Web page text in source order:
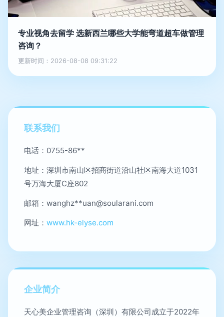
专业视角去留学 选新西兰哪些大学能弯道超车做管理
咨询？
更新时间：2026-08-08 09:31:22
联系我们
电话：0755-86**
地址：深圳市南山区招商街道沿山社区南海大道1031
号万海大厦C座802
邮箱：wanghz**uan@soularani.com
网址： www.hk-elyse.com
企业简介
天心美企业管理咨询（深圳）有限公司成立于2022年